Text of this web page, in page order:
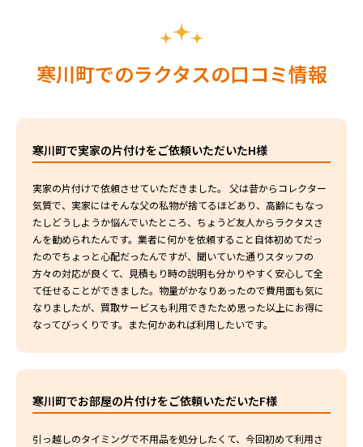
寒川町でのラクタスの口コミ情報
寒川町で実家の片付けをご依頼いただいたH様
実家の片付けで依頼させていただきました。 父は昔からコレクター
気質で、実家にはそんな父の私物が捨てるほどあり、高齢にもなっ
たしどうしようか悩んでいたところ、ちょうど友人からラクタスさ
んを勧められたんです。業者に何かを依頼すること自体初めてだっ
たのでちょっと心配だったんですが、聞いていた通りスタッフの
方々の対応が良くて、見積もり時の説明も分かりやすく安心して全
て任せることができました。物量がかなりあったので費用面も気に
なりましたが、買取サービスも利用できたため思った以上にお得に
なってびっくりです。また何かあれば利用したいです。
寒川町でお部屋の片付けをご依頼いただいたF様
引っ越しのタイミングで不用品を処分したくて、今回初めて利用さ